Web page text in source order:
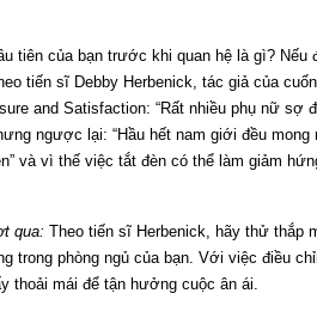
tiên của bạn trước khi quan hệ là gì?
tiến sĩ Debby Herbenick, tác giả của
and Satisfaction: “Rất nhiều phụ nữ
ngược lại: “Hầu hết nam giới đều
và vì thế việc tắt đèn có thể làm giảm
qua: Theo tiến sĩ Herbenick, hãy thử thắp
trong phòng ngủ của bạn. Với việc điều
thoải mái để tận hưởng cuộc ân ái.